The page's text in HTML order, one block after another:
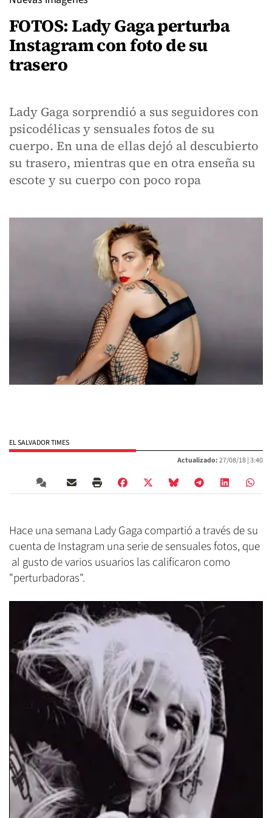
FOTOS: Lady Gaga perturba
Instagram con foto de su
trasero
Lady Gaga sorprendió a sus seguidores con
psicodélicas y sensuales fotos de su
cuerpo. En una de ellas dejó al descubierto
su trasero, mientras que en otra enseña su
escote y su cuerpo con poco ropa
EL SALVADOR TIMES
Actualizado:27/08/18 |3:40
Hace una semana Lady Gaga compartió a través de su
cuenta de Instagram una serie de sensuales fotos, que
al gusto de varios usuarios las calificaron como
"perturbadoras".